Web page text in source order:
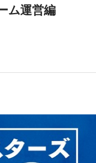
ム運営編